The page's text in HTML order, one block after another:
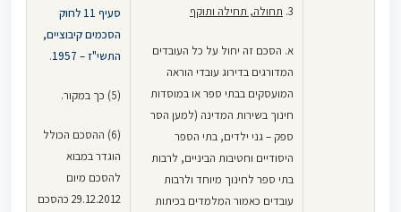
3. תחולה, תחילה ותוקף
א. הסכם זה יחול על כל העובדים
המדורגים בדירוג עובדי הוראה
המועסקים בבתי ספר או במוסדות
חינוך בשירות המדינה (למען הסר
ספק – גני ילדים, בתי הספר
היסודיים וחטיבות הביניים, לרבות
בתי ספר לחינוך מיוחד ולרבות
עובדים כאמור המלמדים בכיתות
סעיף 11 לחוק
הסכמים קיבוציים,
התשי"ז – 1957
.
(5) כך במקור.
(6) ההסכם הכולל
הוגדר במבוא
להסכם מיום
29.12.2012 כהסכם